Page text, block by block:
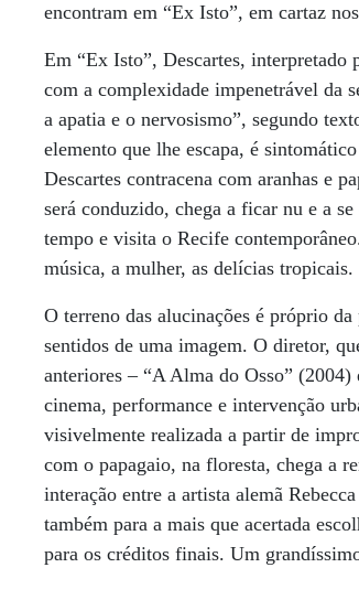
encontram em “Ex Isto”, em cartaz
Em “Ex Isto”, Descartes,
com a complexidade impenetrável da
a apatia e o nervosismo”, segundo
elemento que lhe escapa, é
Descartes contracena com aranhas e
será conduzido, chega a ficar nu e a
tempo e visita o Recife
música, a mulher, as delícias tropicais.
O terreno das alucinações é próprio
sentidos de uma imagem. O diretor,
anteriores – “A Alma do Osso”
cinema, performance e intervenção
visivelmente realizada a partir de
com o papagaio, na floresta, chega a
interação entre a artista alemã
também para a mais que acertada
para os créditos finais. Um